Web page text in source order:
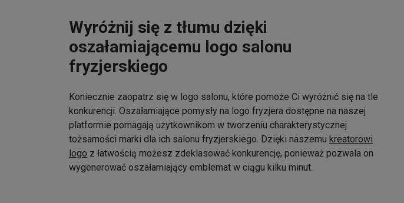
Wyróżnij się z tłumu dzięki
oszałamiającemu logo salonu
fryzjerskiego
Koniecznie zaopatrz się w logo salonu, które pomoże Ci wyróżnić się na tle
konkurencji. Oszałamiające pomysły na logo fryzjera dostępne na naszej
platformie pomagają użytkownikom w tworzeniu charakterystycznej
tożsamości marki dla ich salonu fryzjerskiego. Dzięki naszemu kreatorowi
logo z łatwością możesz zdeklasować konkurencję, ponieważ pozwala on
wygenerować oszałamiający emblemat w ciągu kilku minut.